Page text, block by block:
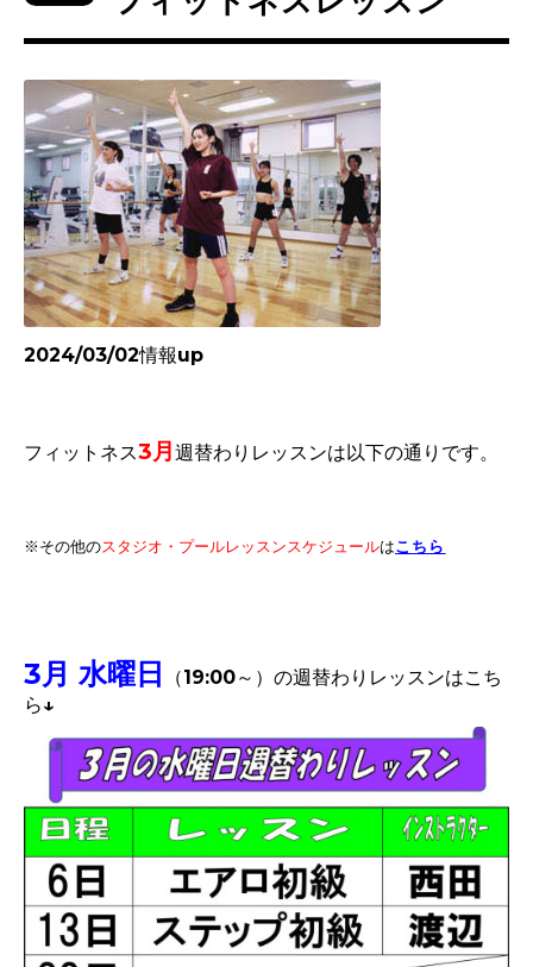
2024/03/02情報up
フィットネス3月 週替わりレッスンは以下の通りです。
※その他のスタジオ・プールレッスンスケジュールはこちら
3月 水曜日 （19:00～） の週替わりレッスンはこち
ら↓